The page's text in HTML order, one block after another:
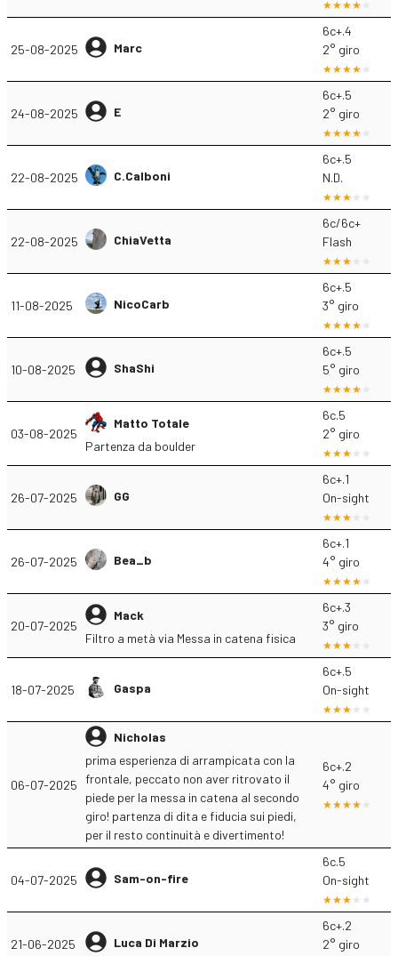
25-08-2025 Marc
6c+.4
2° giro
24-08-2025 E
6c+.5
2° giro
22-08-2025 C.Calboni
6c+.5
N.D.
22-08-2025 ChiaVetta
6c/6c+
Flash
11-08-2025 NicoCarb
6c+.5
3° giro
10-08-2025 ShaShi
6c+.5
5° giro
03-08-2025
Matto Totale
Partenza da boulder
6c.5
2° giro
26-07-2025 GG
6c+.1
On-sight
26-07-2025 Bea_b
6c+.1
4° giro
20-07-2025
Mack
Filtro a metà via Messa in catena fisica
6c+.3
3° giro
18-07-2025 Gaspa
6c+.5
On-sight
06-07-2025
Nicholas
prima esperienza di arrampicata con la
frontale, peccato non aver ritrovato il
piede per la messa in catena al secondo
giro! partenza di dita e fiducia sui piedi,
per il resto continuità e divertimento!
6c+.2
4° giro
04-07-2025 Sam-on-fire
6c.5
On-sight
21-06-2025 Luca Di Marzio
6c+.2
2° giro